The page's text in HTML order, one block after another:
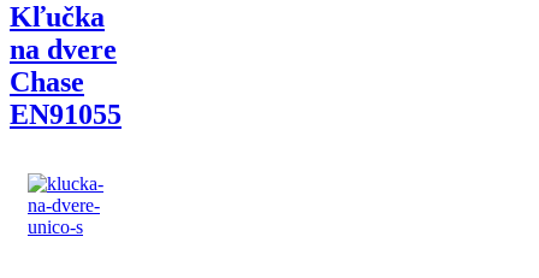
Kľučka
na dvere
Chase
EN91055